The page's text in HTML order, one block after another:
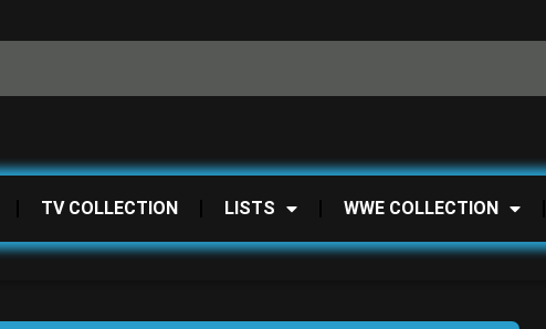
TV COLLECTION LISTS WWE COLLECTION